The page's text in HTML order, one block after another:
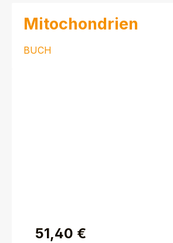
Mitochondrien
BUCH
51,40 €